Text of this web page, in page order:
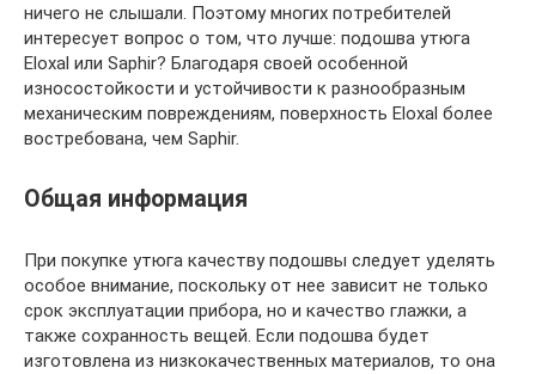
ничего не слышали. Поэтому многих потребителей
интересует вопрос о том, что лучше: подошва утюга
Eloxal или Saphir? Благодаря своей особенной
износостойкости и устойчивости к разнообразным
механическим повреждениям, поверхность Eloxal более
востребована, чем Saphir.
Общая информация
При покупке утюга качеству подошвы следует уделять
особое внимание, поскольку от нее зависит не только
срок эксплуатации прибора, но и качество глажки, а
также сохранность вещей. Если подошва будет
изготовлена из низкокачественных материалов, то она